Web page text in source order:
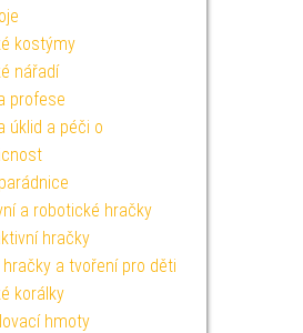
kostýmy
nářadí
profese
úklid a péči o
a robotické hračky
hračky
hračky a tvoření pro děti
korálky
hmoty